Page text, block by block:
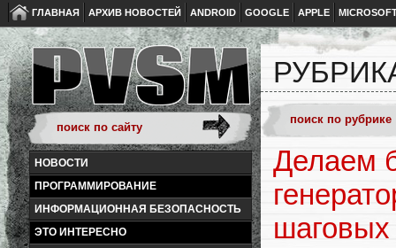
ГЛАВНАЯ АРХИВ НОВОСТЕЙ ANDROID GOOGLE APPLE
НОВОСТИ
ПРОГРАММИРОВАНИЕ
ИНФОРМАЦИОННАЯ БЕЗОПАСНОСТЬ
ЭТО ИНТЕРЕСНО
Делаем
шаговых